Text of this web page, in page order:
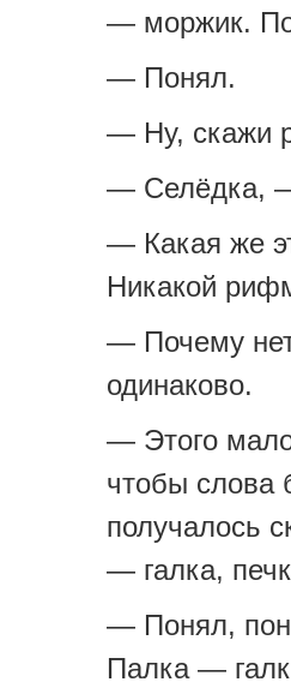
— моржик.
— Понял.
— Ну, скажи
— Селёдка, —
— Какая же
Никакой
— Почему
одинаково.
— Этого
чтобы слова
получалось
— галка,
— Понял,
Палка —